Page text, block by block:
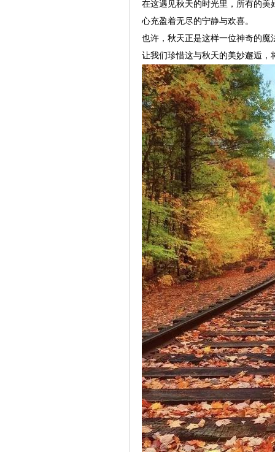
在这遇见秋天的时光里，所有的
心充盈着无尽的宁静与欢喜。
也许，秋天正是这样一位神奇的
让我们珍惜这与秋天的美妙邂逅